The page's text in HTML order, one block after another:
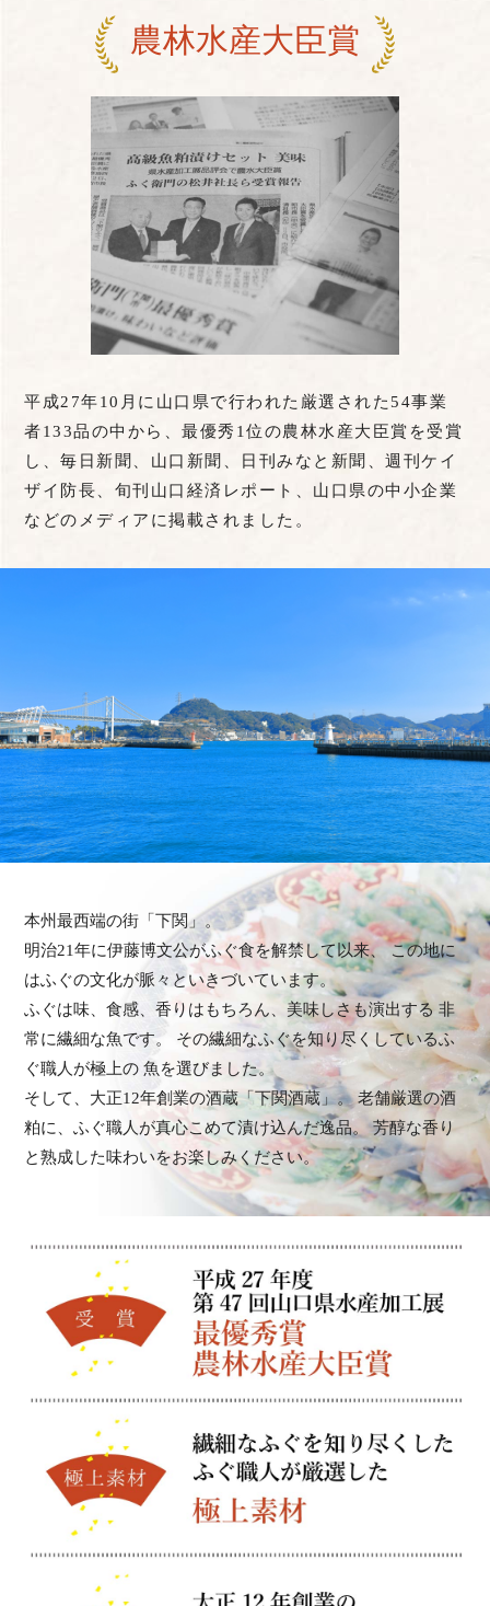
農林水産大臣賞
平成27年10月に山口県で行われた厳選された54事業
者133品の中から、最優秀1位の農林水産大臣賞を受賞
し、毎日新聞、山口新聞、日刊みなと新聞、週刊ケイ
ザイ防長、旬刊山口経済レポート、山口県の中小企業
などのメディアに掲載されました。
本州最西端の街「下関」。
明治21年に伊藤博文公がふぐ食を解禁して以来、この地に
はふぐの文化が脈々といきづいています。
ふぐは味、食感、香りはもちろん、美味しさも演出する 非
常に繊細な魚です。
その繊細なふぐを知り尽くしているふ
ぐ職人が極上の 魚を選びました。
そして、大正12年創業の酒蔵「下関酒蔵」。 老舗厳選の酒
粕に、ふぐ職人が真心こめて漬け込んだ逸品。
芳醇な香り
と熟成した味わいをお楽しみください。